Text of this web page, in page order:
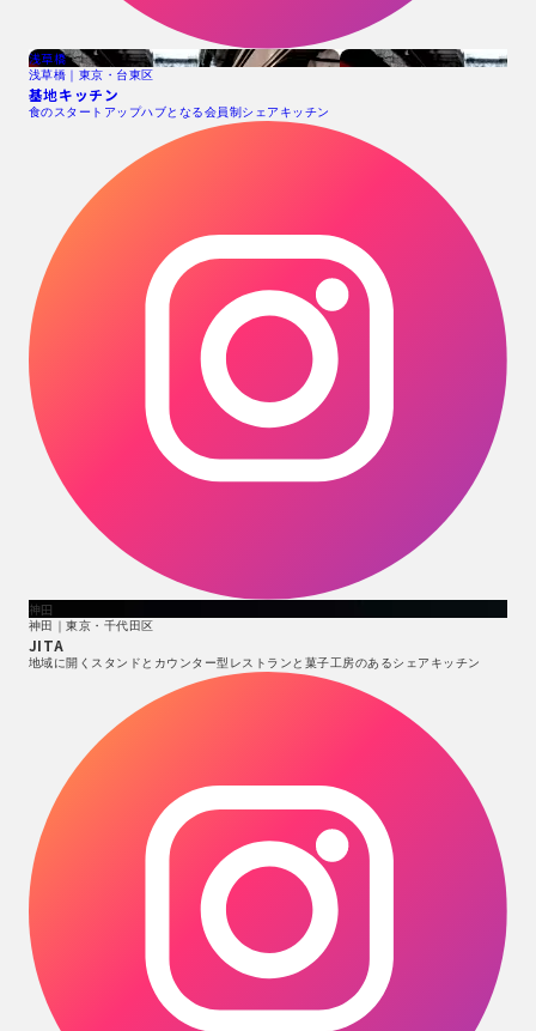
浅草橋
浅草橋｜東京・台東区
基地キッチン
食のスタートアップハブとなる会員制シェアキッチン
神田
神田｜東京・千代田区
JITA
地域に開くスタンドとカウンター型レストランと菓子工房のあるシェアキッチン